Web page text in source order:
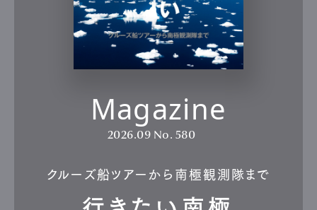
Magazine
2026.09 No. 580
クルーズ船ツアーから南極観測隊まで